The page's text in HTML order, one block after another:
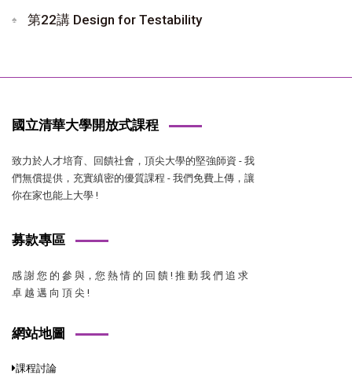
第22講 Design for Testability
國立清華大學開放式課程
致力於人才培育、回饋社會，頂尖大學的堅強師資 - 我
們無償提供，充實縝密的優質課程 - 我們免費上傳，讓
你在家也能上大學 !
募款專區
感 謝 您 的 參 與，您 熱 情 的 回 饋 ! 推 動 我 們 追 求
卓 越 邁 向 頂 尖 !
網站地圖
課程討論